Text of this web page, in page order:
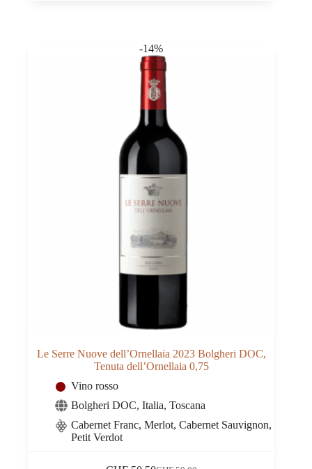
-14%
Le Serre Nuove dell’Ornellaia 2023 Bolgheri DOC,
Tenuta dell’Ornellaia 0,75
Vino rosso
Bolgheri DOC, Italia, Toscana
Cabernet Franc, Merlot, Cabernet Sauvignon,
Petit Verdot